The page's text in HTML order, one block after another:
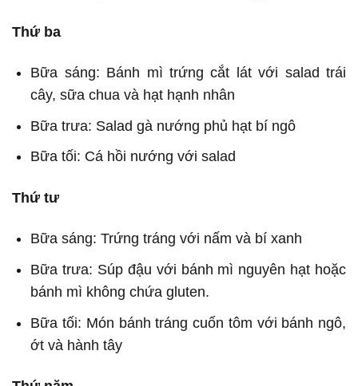
Thứ ba
Bữa sáng: Bánh mì trứng cắt lát với salad trái
cây, sữa chua và hạt hạnh nhân
Bữa trưa: Salad gà nướng phủ hạt bí ngô
Bữa tối: Cá hồi nướng với salad
Thứ tư
Bữa sáng: Trứng tráng với nấm và bí xanh
Bữa trưa: Súp đậu với bánh mì nguyên hạt hoặc
bánh mì không chứa gluten.
Bữa tối: Món bánh tráng cuốn tôm với bánh ngô,
ớt và hành tây